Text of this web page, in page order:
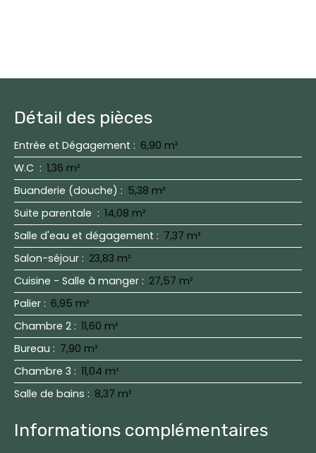
Détail des pièces
Entrée et Dégagement : 6,90 m²
W.C : 1,36 m²
Buanderie (douche) : 5,38 m²
Suite parentale : 14,08 m²
Salle d'eau et dégagement : 7,37 m²
Salon-séjour : 23,83 m²
Cuisine - Salle à manger : 27,57 m²
Palier : 6,95 m²
Chambre 2 : 11,60 m²
Bureau : 7,90 m²
Chambre 3 : 11,04 m²
Salle de bains : 8,37 m²
Informations complémentaires